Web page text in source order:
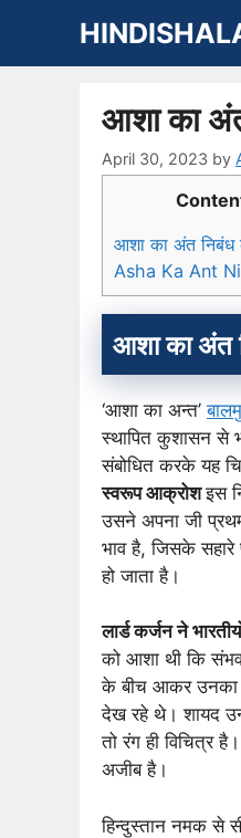
content
आशा का
April 30, 2023 by
आशा का अंत निबंध
Asha Ka Ant
आशा का अंत
‘आशा का अन्त’
स्थापित कुशासन से
संबोधित करके यह
स्वरूप आक्रोशइस
उसने अपना जी
भाव है, जिसके सहारे
हो जाता है।
लार्ड कर्जन ने
को आशा थी कि
के बीच आकर उनका
देख रहे थे। शायद
तो रंग ही विचित्र
अजीब है।
हिन्दुस्तान नमक से